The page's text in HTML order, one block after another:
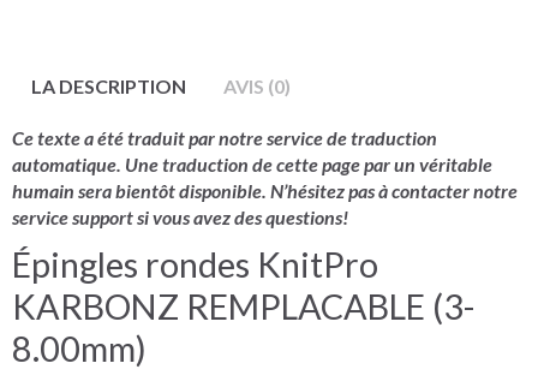
LA DESCRIPTION AVIS (0)
Ce texte a été traduit par notre service de traduction
automatique. Une traduction de cette page par un véritable
humain sera bientôt disponible. N’hésitez pas à contacter notre
service support si vous avez des questions!
Épingles rondes KnitPro
KARBONZ REMPLACABLE (3-
8.00mm)